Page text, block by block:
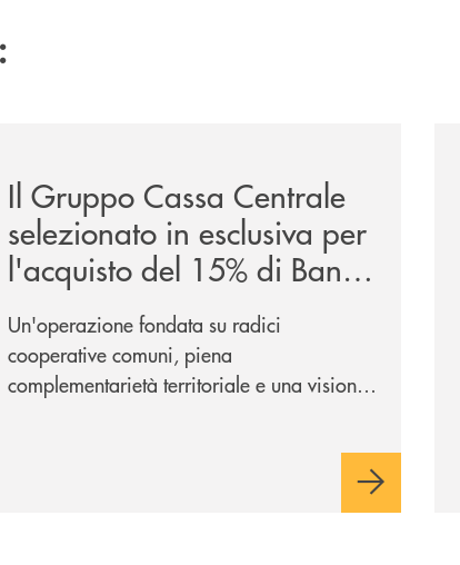
Il Gruppo Cassa Centrale
selezionato in esclusiva per
l'acquisto del 15% di Banca
Cambiano 1884
Un'operazione fondata su radici
cooperative comuni, piena
complementarietà territoriale e una visione